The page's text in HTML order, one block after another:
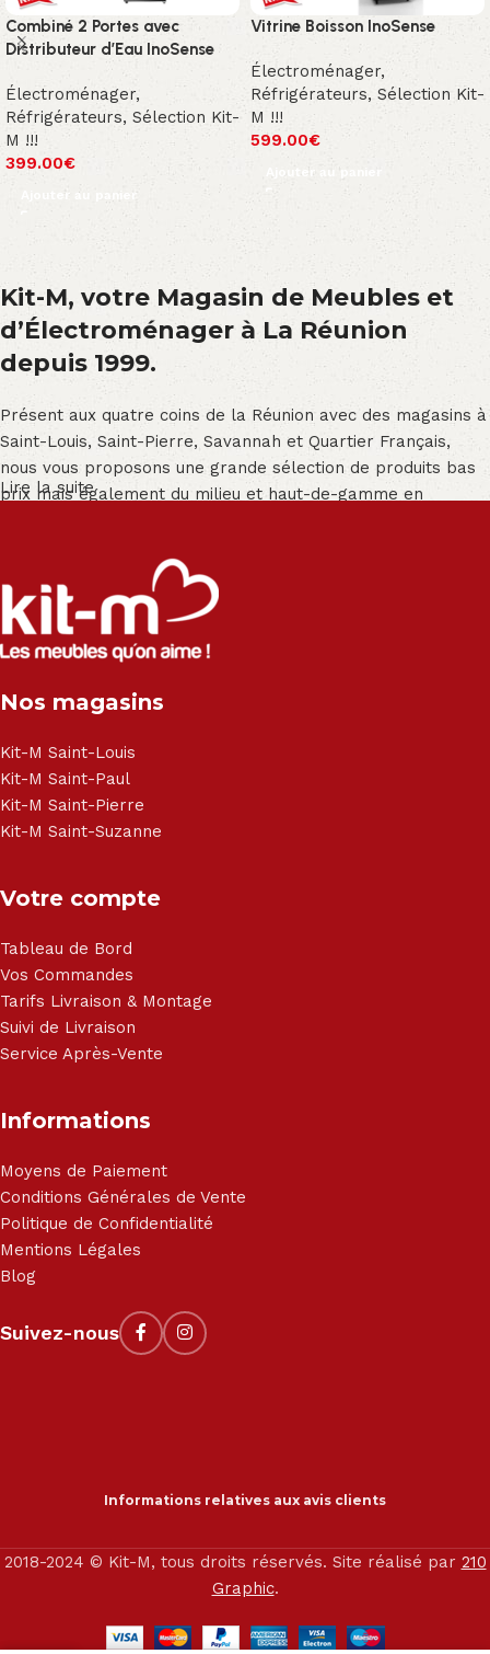
Combiné 2 Portes avec
Distributeur d’Eau InoSense
Électroménager,
Réfrigérateurs, Sélection Kit-
M !!!
399.00€
Ajouter au panier
Vitrine Boisson InoSense
Électroménager,
Réfrigérateurs, Sélection Kit-
M !!!
599.00€
Ajouter au panier
Kit-M, votre Magasin de Meubles et
d’Électroménager à La Réunion
depuis 1999.
Présent aux quatre coins de la Réunion avec des magasins à
Saint-Louis, Saint-Pierre, Savannah et Quartier Français,
nous vous proposons une grande sélection de produits bas
prix mais également du milieu et haut-de-gamme en
Salon angle - Salon convertible - Salon relax - Canapé -
Canapé lit - Cuisine sur-mesure - Fauteuil - Armoire - Table
et chaise - Meuble de salle de bain - Literie - Lit - Bureau -
Électroménager - Télévision led - Réfrigérateur -
- Matelas - Hifi Hitachi, LG, Sharp, Philips, Bosh, Moulinex,
Haier, Sony, Cecotec, Westpoint, Dyson.
Lire la suite
Nos magasins
Kit-M Saint-Louis
Kit-M Saint-Paul
Kit-M Saint-Pierre
Kit-M Saint-Suzanne
Votre compte
Tableau de Bord
Vos Commandes
Tarifs Livraison & Montage
Suivi de Livraison
Service Après-Vente
Informations
Moyens de Paiement
Conditions Générales de Vente
Politique de Confidentialité
Mentions Légales
Blog
Suivez-nous
Informations relatives aux avis clients
2018-2024 © Kit-M, tous droits réservés. Site réalisé par 210
Graphic.